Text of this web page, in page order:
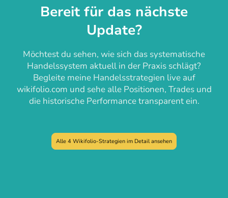
Bereit für das nächste
Update?
Möchtest du sehen, wie sich das systematische
Handelssystem aktuell in der Praxis schlägt?
Begleite meine Handelsstrategien live auf
wikifolio.com und sehe alle Positionen, Trades und
die historische Performance transparent ein.
Alle 4 Wikifolio-Strategien im Detail ansehen